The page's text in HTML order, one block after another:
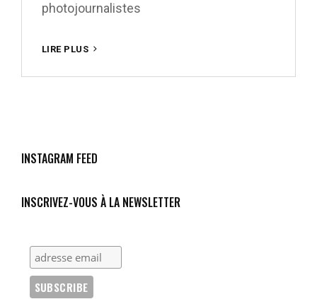
photojournalistes
LIRE PLUS
ELLES
INSTAGRAM FEED
INSCRIVEZ-VOUS À LA NEWSLETTER